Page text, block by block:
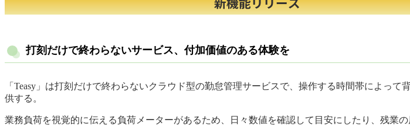
打刻だけで終わらないサービス、付加価値のある体験を
「Teasy」は打刻だけで終わらないクラウド型の勤怠管理サービスで、操作する時間帯によっ
供する。
業務負荷を視覚的に伝える負荷メーターがあるため、日々数値を確認して目安にしたり、残業